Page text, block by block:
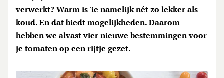
verwerkt? Warm is 'ie namelijk nét zo lekker als
koud. En dat biedt mogelijkheden. Daarom
hebben we alvast vier nieuwe bestemmingen voor
je tomaten op een rijtje gezet.